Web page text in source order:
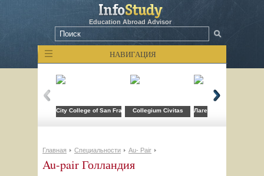
Education Abroad Advisor
НАВИГАЦИЯ
City College of San FranciscoCollegium Civitas Лагерь компьютерных
Главная Специальности Au- Pair
Au-pair Голландия